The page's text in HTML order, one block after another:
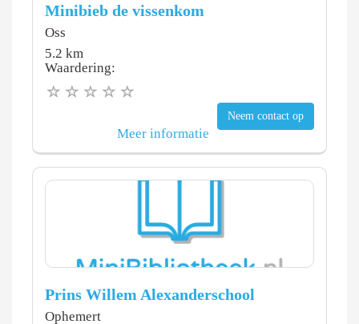
Minibieb de vissenkom
Oss
5.2 km
Waardering:
Neem contact op
Meer informatie
Prins Willem Alexanderschool
Ophemert